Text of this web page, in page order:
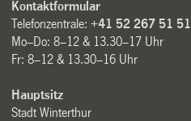
Kontaktformular
Telefonzentrale:+41 52 267 51 51
Mo–Do: 8–12 & 13.30–17 Uhr
Fr: 8–12 & 13.30–16 Uhr
Hauptsitz
Stadt Winterthur